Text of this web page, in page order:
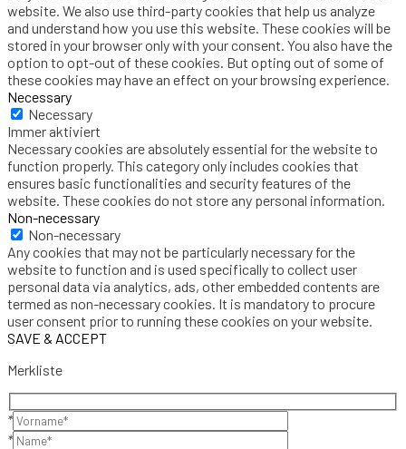
website. We also use third-party cookies that help us analyze
and understand how you use this website. These cookies will be
stored in your browser only with your consent. You also have the
option to opt-out of these cookies. But opting out of some of
these cookies may have an effect on your browsing experience.
Necessary
Necessary
Immer aktiviert
Necessary cookies are absolutely essential for the website to
function properly. This category only includes cookies that
ensures basic functionalities and security features of the
website. These cookies do not store any personal information.
Non-necessary
Non-necessary
Any cookies that may not be particularly necessary for the
website to function and is used specifically to collect user
personal data via analytics, ads, other embedded contents are
termed as non-necessary cookies. It is mandatory to procure
user consent prior to running these cookies on your website.
SAVE & ACCEPT
Merkliste
*
*